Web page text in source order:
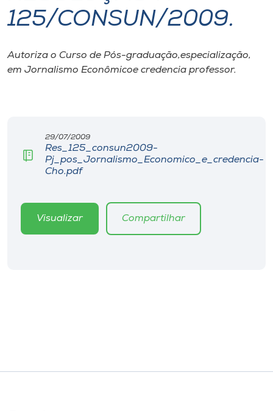
I.nova
Diplomados
Biblioteca
Editora
125/CONSUN/2009.
Autoriza o Curso de Pós-graduação,especialização,
em Jornalismo Econômicoe credencia professor.
29/07/2009
Res_125_consun2009-
Pj_pos_Jornalismo_Economico_e_credencia-
Cho.pdf
Visualizar Compartilhar